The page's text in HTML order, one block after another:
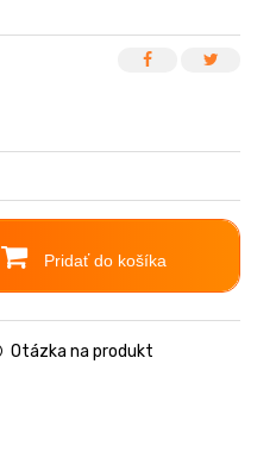
Pridať do košíka
Otázka na produkt